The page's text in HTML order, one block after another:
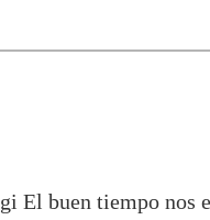
El buen tiempo